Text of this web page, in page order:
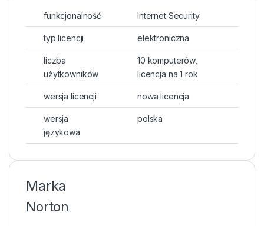
funkcjonalność Internet Security
typ licencji elektroniczna
liczba
użytkowników
10 komputerów,
licencja na 1 rok
wersja licencji nowa licencja
wersja
językowa
polska
Marka
Norton